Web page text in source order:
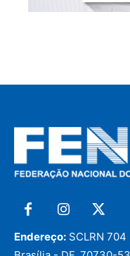
Endereço: SCLRN